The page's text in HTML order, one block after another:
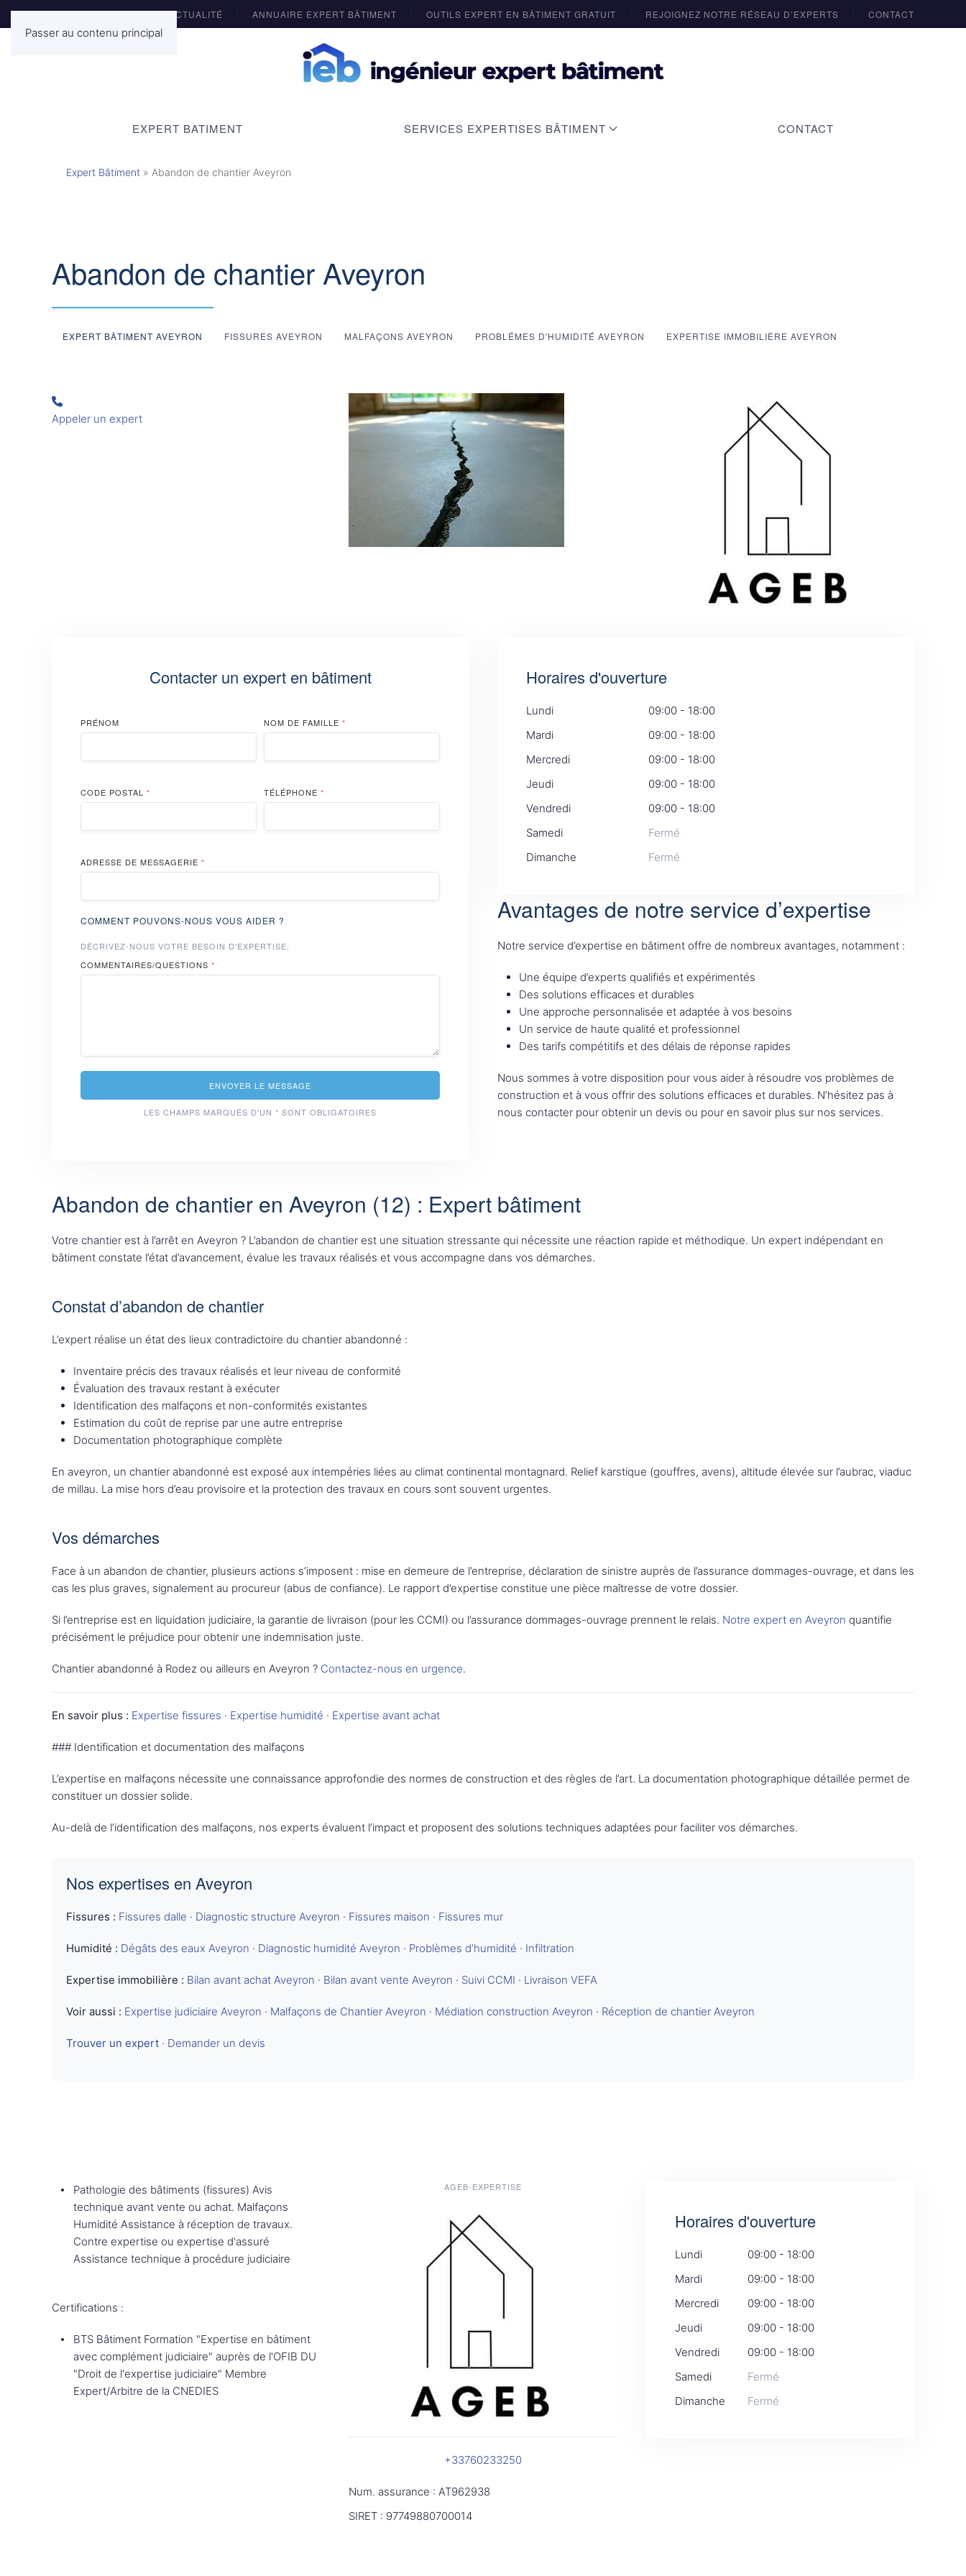
Passer au contenu principal
ACTUALITÉ ANNUAIRE EXPERT BÂTIMENT OUTILS EXPERT EN BÂTIMENT GRATUIT REJOIGNEZ NOTRE RÉSEAU D’EXPERTS CONTACT
EXPERT BATIMENT SERVICES EXPERTISES BÂTIMENT CONTACT
Expert Bâtiment » Abandon de chantier Aveyron
Abandon de chantier Aveyron
EXPERT BÂTIMENT AVEYRON FISSURES AVEYRON MALFAÇONS AVEYRON PROBLÉMES D'HUMIDITÉ AVEYRON EXPERTISE IMMOBILIÈRE AVEYRON
Appeler un expert
Contacter un expert en bâtiment
PRÉNOM NOM DE FAMILLE *
CODE POSTAL * TÉLÉPHONE *
ADRESSE DE MESSAGERIE *
COMMENT POUVONS-NOUS VOUS AIDER ?
DÉCRIVEZ-NOUS VOTRE BESOIN D'EXPERTISE.
COMMENTAIRES/QUESTIONS *
ENVOYER LE MESSAGE
LES CHAMPS MARQUÉS D'UN * SONT OBLIGATOIRES
Horaires d'ouverture
Lundi
09:00 - 18:00
Mardi
09:00 - 18:00
Mercredi
09:00 - 18:00
Jeudi
09:00 - 18:00
Vendredi
09:00 - 18:00
Samedi
Fermé
Dimanche
Fermé
Avantages de notre service d’expertise
Notre service d’expertise en bâtiment offre de nombreux avantages, notamment :
Une équipe d’experts qualifiés et expérimentés
Des solutions efficaces et durables
Une approche personnalisée et adaptée à vos besoins
Un service de haute qualité et professionnel
Des tarifs compétitifs et des délais de réponse rapides
Nous sommes à votre disposition pour vous aider à résoudre vos problèmes de
construction et à vous offrir des solutions efficaces et durables. N’hésitez pas à
nous contacter pour obtenir un devis ou pour en savoir plus sur nos services.
Abandon de chantier en Aveyron (12) : Expert bâtiment
Votre chantier est à l’arrêt en Aveyron ? L’abandon de chantier est une situation stressante qui nécessite une réaction rapide et méthodique. Un expert indépendant en
bâtiment constate l’état d’avancement, évalue les travaux réalisés et vous accompagne dans vos démarches.
Constat d’abandon de chantier
L’expert réalise un état des lieux contradictoire du chantier abandonné :
Inventaire précis des travaux réalisés et leur niveau de conformité
Évaluation des travaux restant à exécuter
Identification des malfaçons et non-conformités existantes
Estimation du coût de reprise par une autre entreprise
Documentation photographique complète
En aveyron, un chantier abandonné est exposé aux intempéries liées au climat continental montagnard. Relief karstique (gouffres, avens), altitude élevée sur l’aubrac, viaduc
de millau. La mise hors d’eau provisoire et la protection des travaux en cours sont souvent urgentes.
Vos démarches
Face à un abandon de chantier, plusieurs actions s’imposent : mise en demeure de l’entreprise, déclaration de sinistre auprès de l’assurance dommages-ouvrage, et dans les
cas les plus graves, signalement au procureur (abus de confiance). Le rapport d’expertise constitue une pièce maîtresse de votre dossier.
Si l’entreprise est en liquidation judiciaire, la garantie de livraison (pour les CCMI) ou l’assurance dommages-ouvrage prennent le relais. Notre expert en Aveyron quantifie
précisément le préjudice pour obtenir une indemnisation juste.
Chantier abandonné à Rodez ou ailleurs en Aveyron ? Contactez-nous en urgence.
En savoir plus : Expertise fissures · Expertise humidité · Expertise avant achat
### Identification et documentation des malfaçons
L’expertise en malfaçons nécessite une connaissance approfondie des normes de construction et des règles de l’art. La documentation photographique détaillée permet de
constituer un dossier solide.
Au-delà de l’identification des malfaçons, nos experts évaluent l’impact et proposent des solutions techniques adaptées pour faciliter vos démarches.
Nos expertises en Aveyron
Fissures : Fissures dalle · Diagnostic structure Aveyron · Fissures maison · Fissures mur
Humidité : Dégâts des eaux Aveyron · Diagnostic humidité Aveyron · Problèmes d’humidité · Infiltration
Expertise immobilière : Bilan avant achat Aveyron · Bilan avant vente Aveyron · Suivi CCMI · Livraison VEFA
Voir aussi : Expertise judiciaire Aveyron · Malfaçons de Chantier Aveyron · Médiation construction Aveyron · Réception de chantier Aveyron
Trouver un expert · Demander un devis
Pathologie des bâtiments (fissures) Avis
technique avant vente ou achat. Malfaçons
Humidité Assistance à réception de travaux.
Contre expertise ou expertise d'assuré
Assistance technique à procédure judiciaire
Certifications :
BTS Bâtiment Formation "Expertise en bâtiment
avec complément judiciaire" auprès de l'OFIB DU
"Droit de l'expertise judiciaire" Membre
Expert/Arbitre de la CNEDIES
AGEB-EXPERTISE
+33760233250
Num. assurance : AT962938
SIRET : 97749880700014
Horaires d'ouverture
Lundi
09:00 - 18:00
Mardi
09:00 - 18:00
Mercredi
09:00 - 18:00
Jeudi
09:00 - 18:00
Vendredi
09:00 - 18:00
Samedi
Fermé
Dimanche
Fermé